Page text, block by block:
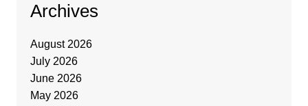
Archives
August 2026
July 2026
June 2026
May 2026